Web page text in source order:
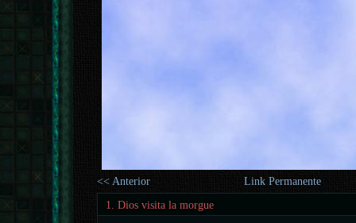
<< Anterior
Link Permanente
1. Dios visita la morgue